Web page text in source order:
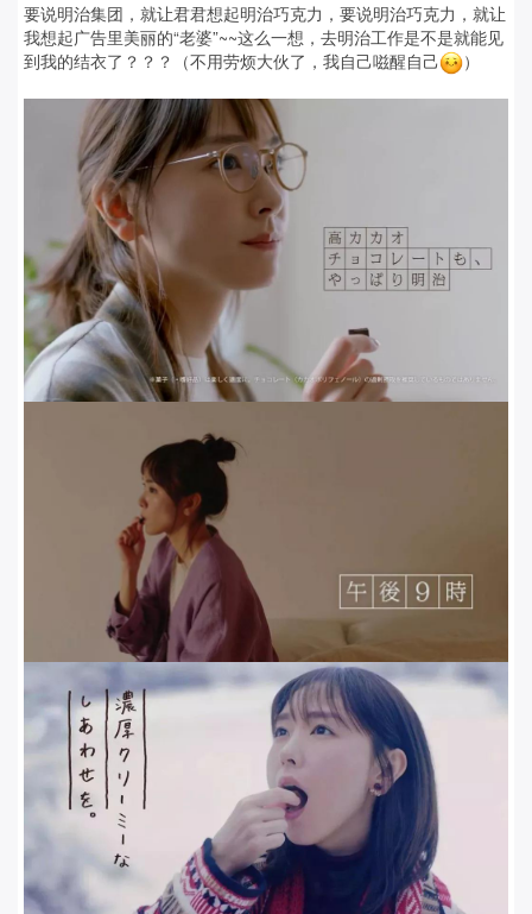
要说明治集团，就让君君想起明治巧克力，要说明治巧克力，就让
我想起广告里美丽的“老婆”~~这么一想，去明治工作是不是就能见
到我的结衣了？ ？ ？ （不用劳烦大伙了，我自己嗞醒自己 ）